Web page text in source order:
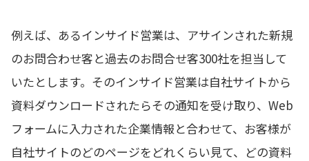
例えば、あるインサイド営業は、アサインされた新規
のお問合わせ客と過去のお問合せ客300社を担当して
いたとします。そのインサイド営業は自社サイトから
資料ダウンロードされたらその通知を受け取り、Web
フォームに入力された企業情報と合わせて、お客様が
自社サイトのどのページをどれくらい見て、どの資料